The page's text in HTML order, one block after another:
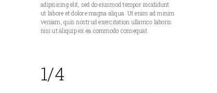
adipisicing elit, sed do eiusmod tempor incididunt
ut labore et dolore magna aliqua. Ut enim ad minim
veniam, quis nostrud exercitation ullamco laboris
nisi ut aliquip ex ea commodo consequat.
1/4